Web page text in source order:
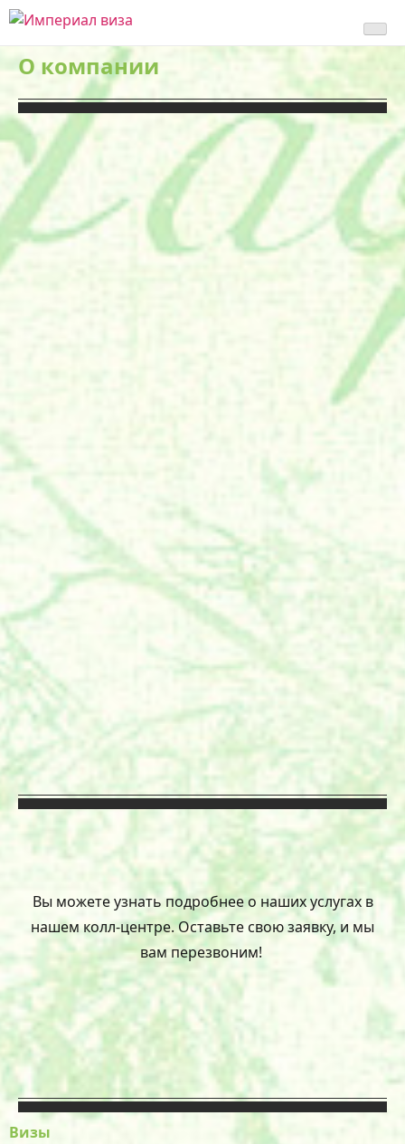
Империал Виза
О компании
Вы можете узнать подробнее о наших услугах в
нашем колл-центре. Оставьте свою заявку, и мы
вам перезвоним!
Визы